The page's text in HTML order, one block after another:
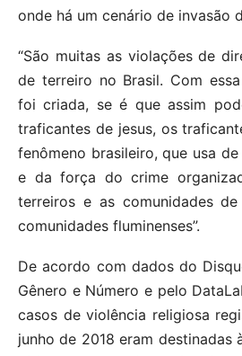
onde há um cenário de invasão
“São muitas as violações de
de terreiro no Brasil. Com
foi criada, se é que assim
traficantes de jesus, os
fenômeno brasileiro, que usa
e da força do crime
terreiros e as comunidades
comunidades fluminenses”.
De acordo com dados do
Gênero e Número e pelo
casos de violência religiosa
junho de 2018 eram destinadas